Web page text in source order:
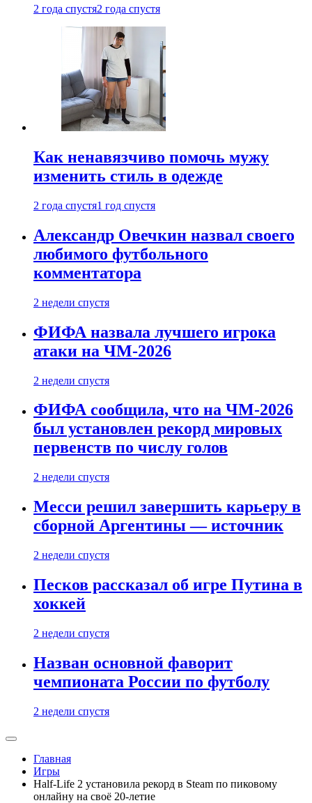
2 года спустя2 года спустя
Как ненавязчиво помочь мужу
изменить стиль в одежде
2 года спустя1 год спустя
Александр Овечкин назвал своего
любимого футбольного
комментатора
2 недели спустя
ФИФА назвала лучшего игрока
атаки на ЧМ-2026
2 недели спустя
ФИФА сообщила, что на ЧМ-2026
был установлен рекорд мировых
первенств по числу голов
2 недели спустя
Месси решил завершить карьеру в
сборной Аргентины — источник
2 недели спустя
Песков рассказал об игре Путина в
хоккей
2 недели спустя
Назван основной фаворит
чемпионата России по футболу
2 недели спустя
Главная
Игры
Half-Life 2 установила рекорд в Steam по пиковому
онлайну на своё 20-летие